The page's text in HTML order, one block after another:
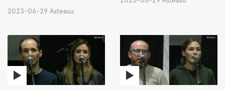
2023-06-29 Asteasu